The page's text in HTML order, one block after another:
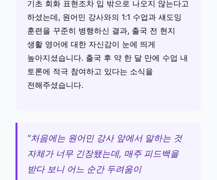
기초 회화 표현조차 입 밖으로 나오지 않는다고
하셨는데, 원어민 강사와의 1:1 수업과 섀도잉
훈련을 꾸준히 병행하신 결과, 출국 전 현지
생활 영어에 대한 자신감이 눈에 띄게
높아지셨습니다. 출국 후 약 한 달 만에 수업 내
토론에 적극 참여하고 있다는 소식을
전해주셨습니다.
"처음에는 원어민 강사 앞에서 말하는 것
자체가 너무 긴장됐는데, 매주 피드백을
받다 보니 어느 순간 두려움이